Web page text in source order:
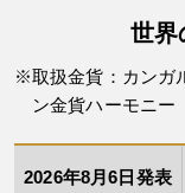
世界
取扱金貨：カンガ
ン金貨ハーモニー
2026年8月6日発表